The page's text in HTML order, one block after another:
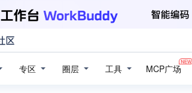
专区 圈层 工具 MCP广场